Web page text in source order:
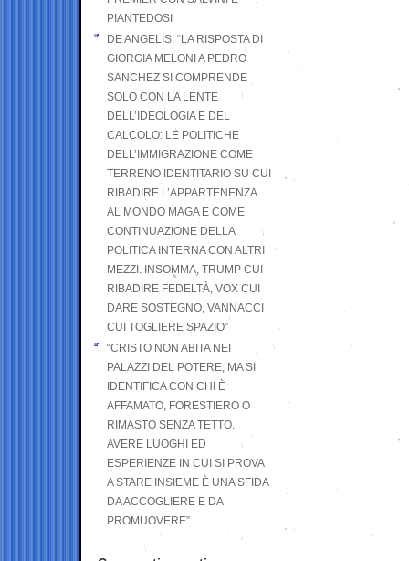
PIANTEDOSI
DE ANGELIS: “LA RISPOSTA DI
GIORGIA MELONI A PEDRO
SANCHEZ SI COMPRENDE
SOLO CON LA LENTE
DELL’IDEOLOGIA E DEL
CALCOLO: LE POLITICHE
DELL’IMMIGRAZIONE COME
TERRENO IDENTITARIO SU CUI
RIBADIRE L’APPARTENENZA
AL MONDO MAGA E COME
CONTINUAZIONE DELLA
POLITICA INTERNA CON ALTRI
MEZZI. INSOMMA, TRUMP CUI
RIBADIRE FEDELTÀ, VOX CUI
DARE SOSTEGNO, VANNACCI
CUI TOGLIERE SPAZIO”
“CRISTO NON ABITA NEI
PALAZZI DEL POTERE, MA SI
IDENTIFICA CON CHI È
AFFAMATO, FORESTIERO O
RIMASTO SENZA TETTO.
AVERE LUOGHI ED
ESPERIENZE IN CUI SI PROVA
A STARE INSIEME È UNA SFIDA
DA ACCOGLIERE E DA
PROMUOVERE”